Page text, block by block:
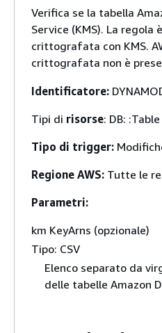
Verifica se la tabella
Service (KMS). La regola
crittografata con KMS.
crittografata non è
Identificatore:
Tipi di risorse: DB:
Tipo di trigger:
Regione AWS: Tutte le
Parametri:
km KeyArns (opzionale)
Tipo: CSV
Elenco separato da
delle tabelle Amazon